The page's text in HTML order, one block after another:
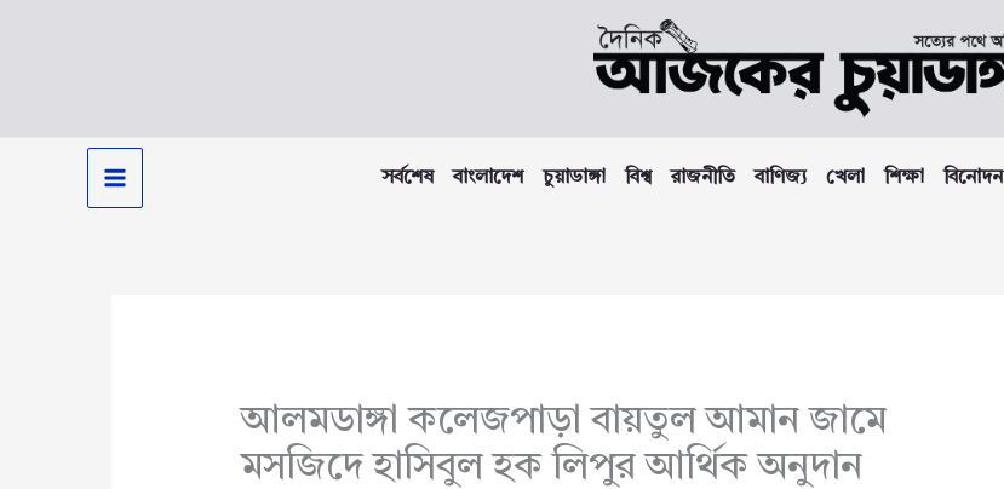
সর্বশেষ বাংলাদেশ চুয়াডাঙ্গা বিশ্ব রাজনীতি বাণিজ্য খেলা শিক্ষা বিনোদন
আলমডাঙ্গা কলেজপাড়া বায়তুল আমান জামে
মসজিদে হাসিবুল হক লিপুর আর্থিক অনুদান